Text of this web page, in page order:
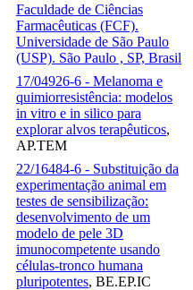
Faculdade de Ciências
Farmacêuticas (FCF).
Universidade de São Paulo
(USP). São Paulo , SP, Brasil
17/04926-6 - Melanoma e
quimiorresistência: modelos
in vitro e in silico para
explorar alvos terapêuticos,
AP.TEM
22/16484-6 - Substituição da
experimentação animal em
testes de sensibilização:
desenvolvimento de um
modelo de pele 3D
imunocompetente usando
células-tronco humana
pluripotentes, BE.EP.IC